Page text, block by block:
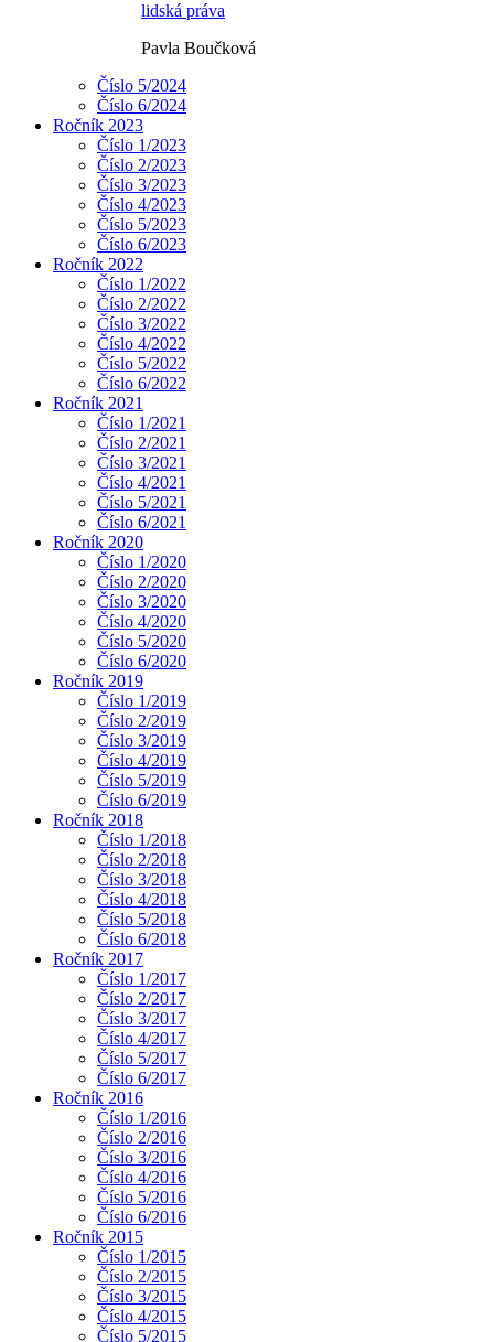
lidská práva
Pavla Boučková
Číslo 5/2024
Číslo 6/2024
Ročník 2023
Číslo 1/2023
Číslo 2/2023
Číslo 3/2023
Číslo 4/2023
Číslo 5/2023
Číslo 6/2023
Ročník 2022
Číslo 1/2022
Číslo 2/2022
Číslo 3/2022
Číslo 4/2022
Číslo 5/2022
Číslo 6/2022
Ročník 2021
Číslo 1/2021
Číslo 2/2021
Číslo 3/2021
Číslo 4/2021
Číslo 5/2021
Číslo 6/2021
Ročník 2020
Číslo 1/2020
Číslo 2/2020
Číslo 3/2020
Číslo 4/2020
Číslo 5/2020
Číslo 6/2020
Ročník 2019
Číslo 1/2019
Číslo 2/2019
Číslo 3/2019
Číslo 4/2019
Číslo 5/2019
Číslo 6/2019
Ročník 2018
Číslo 1/2018
Číslo 2/2018
Číslo 3/2018
Číslo 4/2018
Číslo 5/2018
Číslo 6/2018
Ročník 2017
Číslo 1/2017
Číslo 2/2017
Číslo 3/2017
Číslo 4/2017
Číslo 5/2017
Číslo 6/2017
Ročník 2016
Číslo 1/2016
Číslo 2/2016
Číslo 3/2016
Číslo 4/2016
Číslo 5/2016
Číslo 6/2016
Ročník 2015
Číslo 1/2015
Číslo 2/2015
Číslo 3/2015
Číslo 4/2015
Číslo 5/2015